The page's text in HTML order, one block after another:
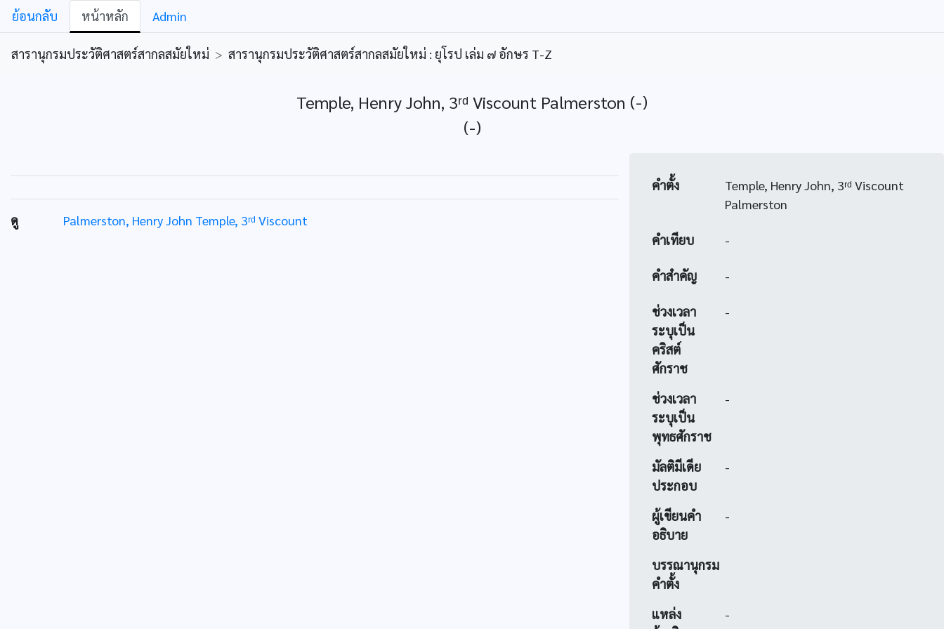
ย้อนกลับ หน้าหลัก Admin
สารานุกรมประวัติศาสตร์สากลสมัยใหม่ > สารานุกรมประวัติศาสตร์สากลสมัยใหม่ : ยุโรป เล่ม ๗ อักษร T-Z
Temple, Henry John, 3ʳᵈ Viscount Palmerston (-)
(-)
ดู Palmerston, Henry John Temple, 3ʳᵈ Viscount
คำตั้ง
Temple, Henry John, 3ʳᵈ Viscount
Palmerston
คำเทียบ -
คำสำคัญ -
ช่วงเวลา
ระบุเป็น
คริสต์
ศักราช
-
ช่วงเวลา
ระบุเป็น
พุทธศักราช
-
มัลติมีเดีย
ประกอบ
-
ผู้เขียนคำ
อธิบาย
-
บรรณานุกรม
คำตั้ง
แหล่ง
-